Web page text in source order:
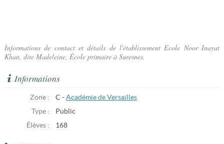
Informations de contact et détails de l'établissement Ecole Noor Inayat
Khan, dite Madeleine, École primaire à Suresnes.
Informations
Zone : C - Académie de Versailles
Type :
Public
Élèves :
168